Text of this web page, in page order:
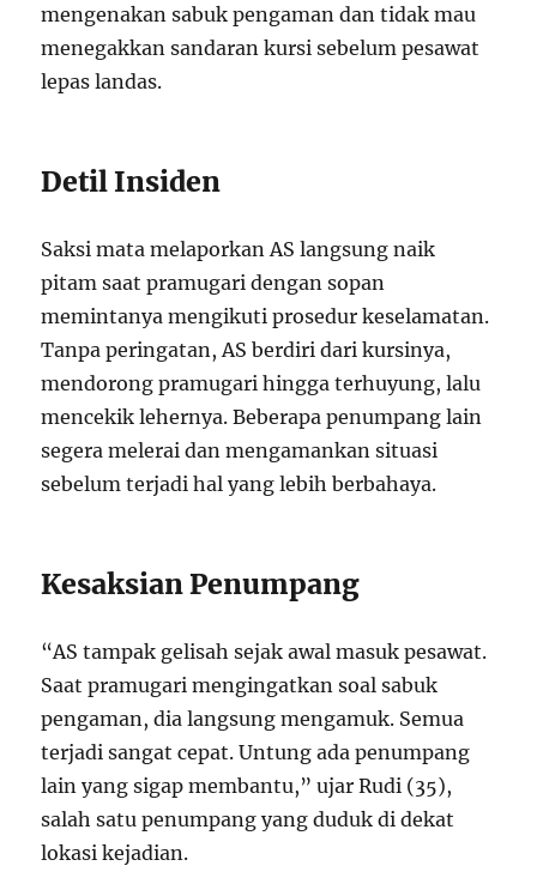
mengenakan sabuk pengaman dan tidak mau
menegakkan sandaran kursi sebelum pesawat
lepas landas.
Detil Insiden
Saksi mata melaporkan AS langsung naik
pitam saat pramugari dengan sopan
memintanya mengikuti prosedur keselamatan.
Tanpa peringatan, AS berdiri dari kursinya,
mendorong pramugari hingga terhuyung, lalu
mencekik lehernya. Beberapa penumpang lain
segera melerai dan mengamankan situasi
sebelum terjadi hal yang lebih berbahaya.
Kesaksian Penumpang
“AS tampak gelisah sejak awal masuk pesawat.
Saat pramugari mengingatkan soal sabuk
pengaman, dia langsung mengamuk. Semua
terjadi sangat cepat. Untung ada penumpang
lain yang sigap membantu,” ujar Rudi (35),
salah satu penumpang yang duduk di dekat
lokasi kejadian.